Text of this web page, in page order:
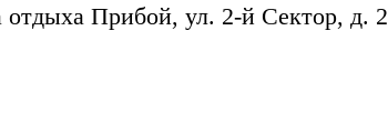
Прибой, ул. 2-й Сектор, д. 2